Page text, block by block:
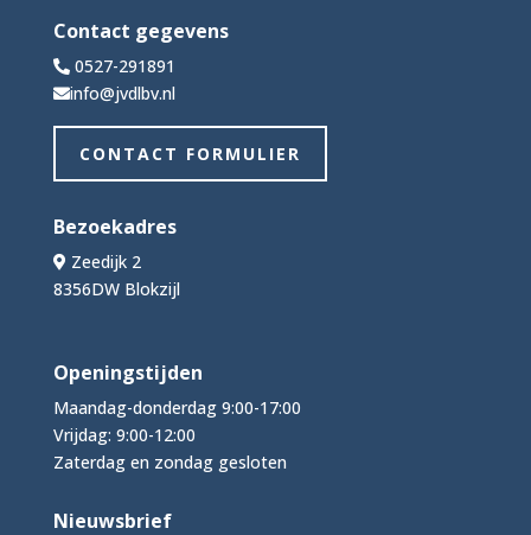
Contact gegevens
0527-291891
info@jvdlbv.nl
CONTACT FORMULIER
Bezoekadres
Zeedijk 2
8356DW Blokzijl
Openingstijden
Maandag-donderdag 9:00-17:00
Vrijdag: 9:00-12:00
Zaterdag en zondag gesloten
Nieuwsbrief